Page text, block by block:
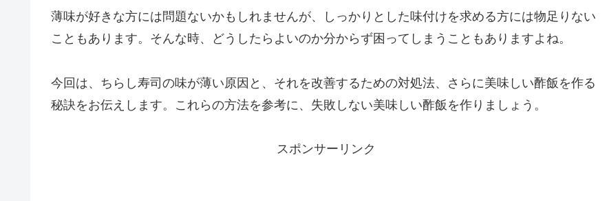
薄味が好きな方には問題ないかもしれませんが、しっかりとした味付けを求める方には物足りない
こともあります。そんな時、どうしたらよいのか分からず困ってしまうこともありますよね。
今回は、ちらし寿司の味が薄い原因と、それを改善するための対処法、さらに美味しい酢飯を作る
秘訣をお伝えします。これらの方法を参考に、失敗しない美味しい酢飯を作りましょう。
スポンサーリンク